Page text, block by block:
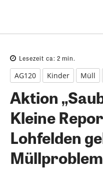
Lesezeit ca: 2 min.
AG120 Kinder Müll
Aktion
Kleine
Lohfelden